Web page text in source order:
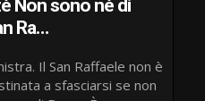
Non sono né di
Ra…